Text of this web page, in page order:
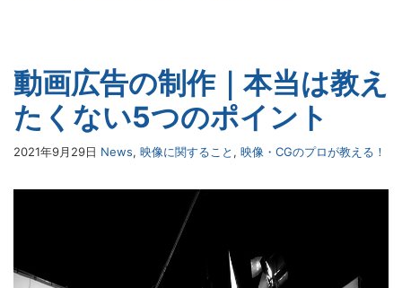
動画広告の制作｜本当は教え
たくない5つのポイント
2021年9月29日 News, 映像に関すること , 映像・CGのプロが教える！